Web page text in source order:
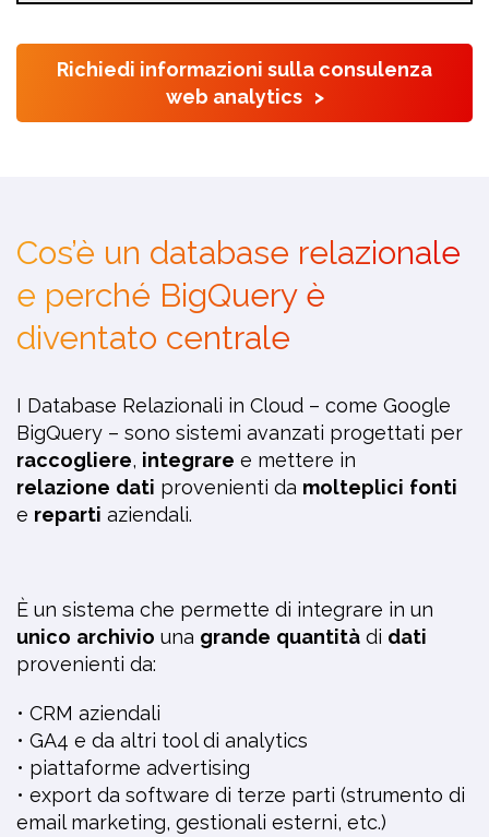
Richiedi informazioni sulla consulenza
web analytics >
Cos’è un database relazionale
e perché BigQuery è
diventato centrale
I Database Relazionali in Cloud – come Google
BigQuery – sono sistemi avanzati progettati per
raccogliere, integrare e mettere in
relazione dati provenienti da molteplici fonti
e reparti aziendali.
È un sistema che permette di integrare in un
unico archivio una grande quantità di dati
provenienti da:
• CRM aziendali
• GA4 e da altri tool di analytics
• piattaforme advertising
• export da software di terze parti (strumento di
email marketing, gestionali esterni, etc.)